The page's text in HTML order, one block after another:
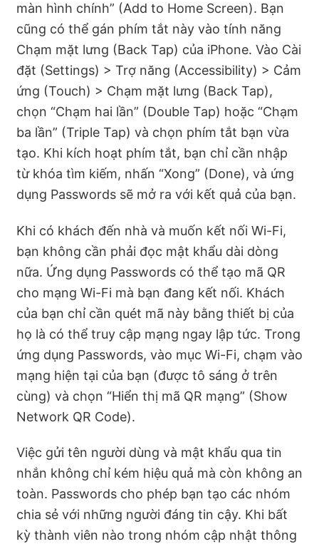
màn hình chính” (Add to Home Screen). Bạn
cũng có thể gán phím tắt này vào tính năng
Chạm mặt lưng (Back Tap) của iPhone. Vào Cài
đặt (Settings) > Trợ năng (Accessibility) > Cảm
ứng (Touch) > Chạm mặt lưng (Back Tap),
chọn “Chạm hai lần” (Double Tap) hoặc “Chạm
ba lần” (Triple Tap) và chọn phím tắt bạn vừa
tạo. Khi kích hoạt phím tắt, bạn chỉ cần nhập
từ khóa tìm kiếm, nhấn “Xong” (Done), và ứng
dụng Passwords sẽ mở ra với kết quả của bạn.
Khi có khách đến nhà và muốn kết nối Wi-Fi,
bạn không cần phải đọc mật khẩu dài dòng
nữa. Ứng dụng Passwords có thể tạo mã QR
cho mạng Wi-Fi mà bạn đang kết nối. Khách
của bạn chỉ cần quét mã này bằng thiết bị của
họ là có thể truy cập mạng ngay lập tức. Trong
ứng dụng Passwords, vào mục Wi-Fi, chạm vào
mạng hiện tại của bạn (được tô sáng ở trên
cùng) và chọn “Hiển thị mã QR mạng” (Show
Network QR Code).
Việc gửi tên người dùng và mật khẩu qua tin
nhắn không chỉ kém hiệu quả mà còn không an
toàn. Passwords cho phép bạn tạo các nhóm
chia sẻ với những người đáng tin cậy. Khi bất
kỳ thành viên nào trong nhóm cập nhật thông